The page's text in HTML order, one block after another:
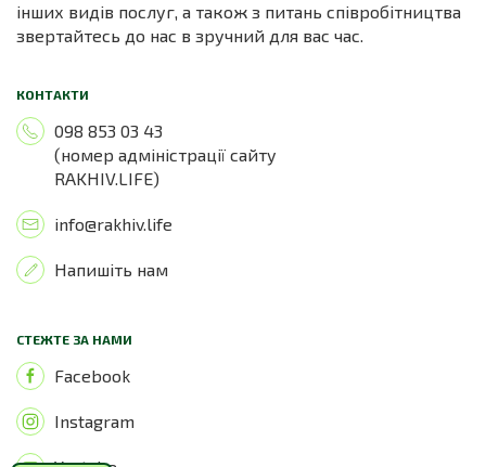
інших видів послуг, а також з питань співробітництва
звертайтесь до нас в зручний для вас час.
КОНТАКТИ
098 853 03 43
(номер адміністрації сайту
RAKHIV.LIFE)
info@rakhiv.life
Напишіть нам
СТЕЖТЕ ЗА НАМИ
Facebook
Instagram